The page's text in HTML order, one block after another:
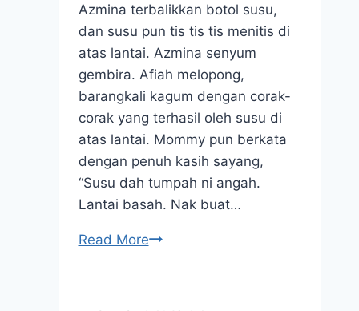
Azmina terbalikkan botol susu,
dan susu pun tis tis tis menitis di
atas lantai. Azmina senyum
gembira. Afiah melopong,
barangkali kagum dengan corak-
corak yang terhasil oleh susu di
atas lantai. Mommy pun berkata
dengan penuh kasih sayang,
“Susu dah tumpah ni angah.
Lantai basah. Nak buat…
Read MoreMelatih